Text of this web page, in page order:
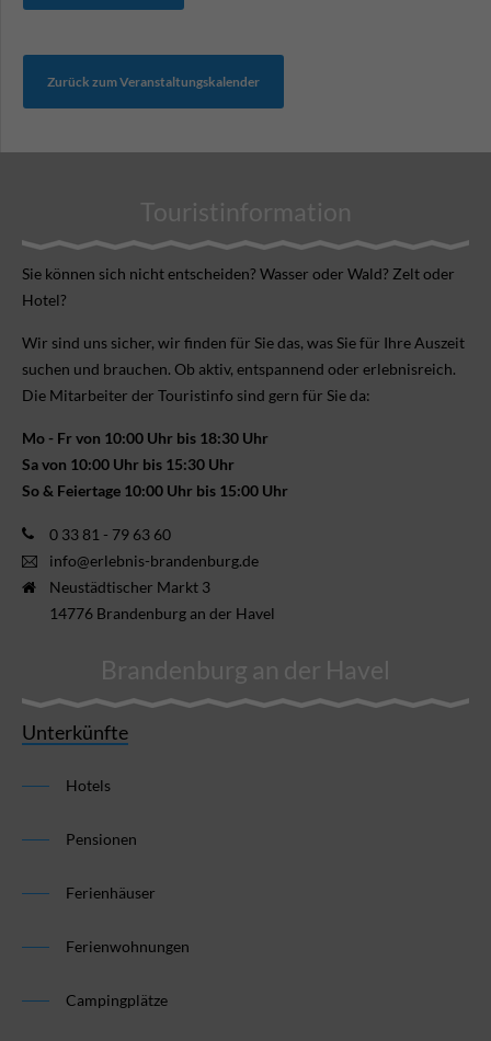
Zurück zum Veranstaltungskalender
Touristinformation
Sie können sich nicht ent­scheiden? Wasser oder Wald? Zelt oder
Hotel?
Wir sind uns sicher, wir finden für Sie das, was Sie für Ihre Aus­zeit
suchen und brauchen. Ob aktiv, ent­spannend oder erlebnis­reich.
Die Mitarbeiter der Touristinfo sind gern für Sie da:
Mo - Fr von 10:00 Uhr bis 18:30 Uhr
Sa von 10:00 Uhr bis 15:30 Uhr
So & Feiertage 10:00 Uhr bis 15:00 Uhr
0 33 81 - 79 63 60
info@erlebnis-brandenburg.de
Neustädtischer Markt 3
14776 Brandenburg an der Havel
Brandenburg an der Havel
Unterkünfte
Hotels
Pensionen
Ferienhäuser
Ferienwohnungen
Campingplätze